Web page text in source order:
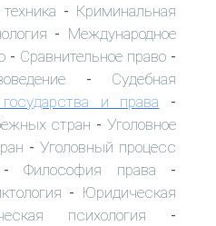
- Криминальная
- Международное
- Сравнительное право -
- Судебная
и права -
стран -Уголовное
- Уголовный процесс
Философия права -
- Юридическая
психология -